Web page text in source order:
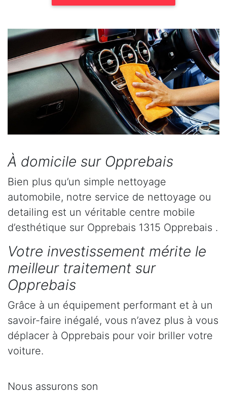
À domicile sur Opprebais
Bien plus qu’un simple nettoyage
automobile, notre service de nettoyage ou
detailing est un véritable centre mobile
d’esthétique sur Opprebais 1315 Opprebais .
Votre investissement mérite le
meilleur traitement sur
Opprebais
Grâce à un équipement performant et à un
savoir-faire inégalé, vous n’avez plus à vous
déplacer à Opprebais pour voir briller votre
voiture.
Nous assurons son